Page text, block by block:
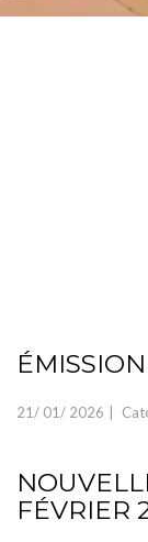
21/ 01/ 2026
FÉVRIER